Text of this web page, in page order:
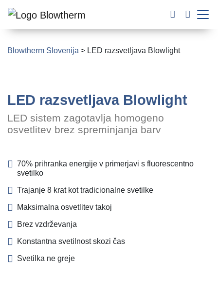
Blowtherm Slovenija > LED razsvetljava Blowlight
LED razsvetljava Blowlight
LED sistem zagotavlja homogeno
osvetlitev brez spreminjanja barv
70% prihranka energije v primerjavi s fluorescentno
svetilko
Trajanje 8 krat kot tradicionalne svetilke
Maksimalna osvetlitev takoj
Brez vzdrževanja
Konstantna svetilnost skozi čas
Svetilka ne greje